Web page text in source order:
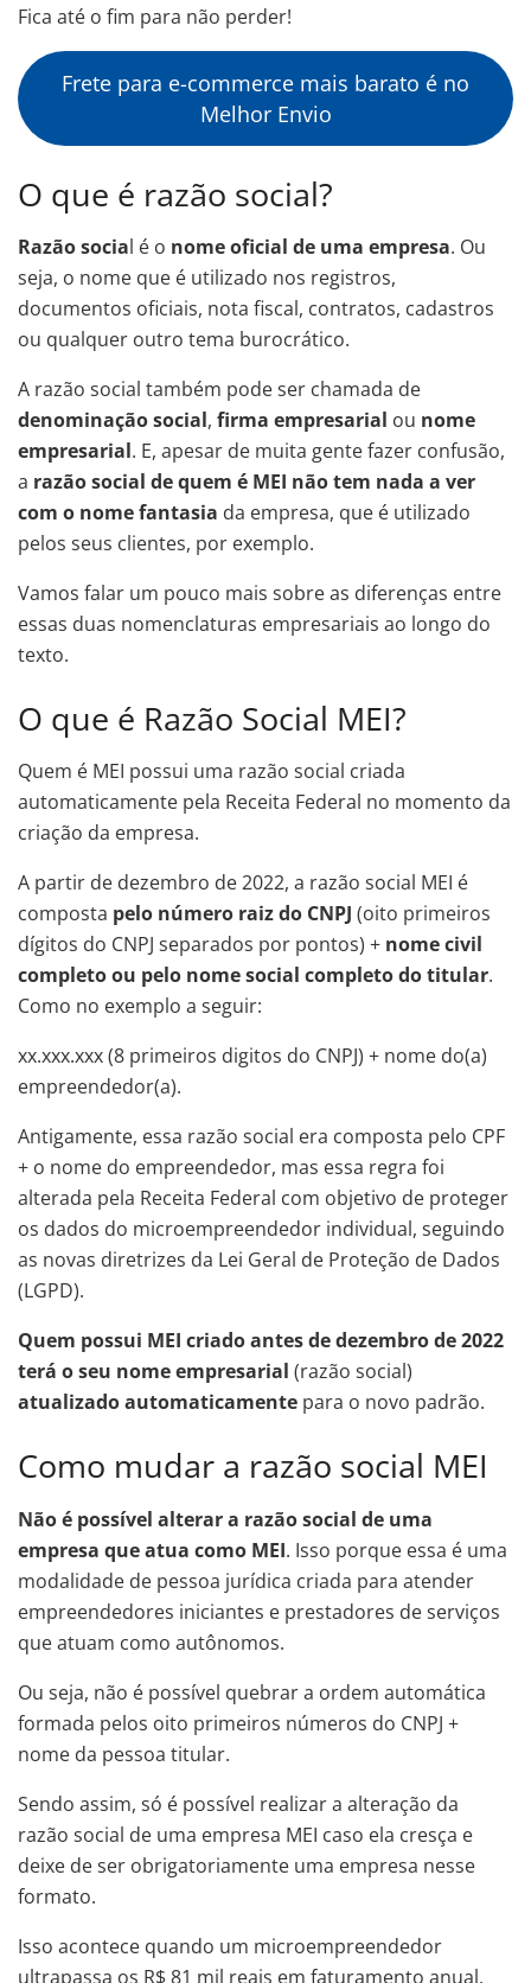
Fica até o fim para não perder!
Frete para e-commerce mais barato é no
Melhor Envio
O que é razão social?
Razão social é o nome oficial de uma empresa. Ou
seja, o nome que é utilizado nos registros,
documentos oficiais, nota fiscal, contratos, cadastros
ou qualquer outro tema burocrático.
A razão social também pode ser chamada de
denominação social, firma empresarial ou nome
empresarial. E, apesar de muita gente fazer confusão,
a razão social de quem é MEI não tem nada a ver
com o nome fantasia da empresa, que é utilizado
pelos seus clientes, por exemplo.
Vamos falar um pouco mais sobre as diferenças entre
essas duas nomenclaturas empresariais ao longo do
texto.
O que é Razão Social MEI?
Quem é MEI possui uma razão social criada
automaticamente pela Receita Federal no momento da
criação da empresa.
A partir de dezembro de 2022, a razão social MEI é
composta pelo número raiz do CNPJ (oito primeiros
dígitos do CNPJ separados por pontos) + nome civil
completo ou pelo nome social completo do titular.
Como no exemplo a seguir:
xx.xxx.xxx (8 primeiros digitos do CNPJ) + nome do(a)
empreendedor(a).
Antigamente, essa razão social era composta pelo CPF
+ o nome do empreendedor, mas essa regra foi
alterada pela Receita Federal com objetivo de proteger
os dados do microempreendedor individual, seguindo
as novas diretrizes da Lei Geral de Proteção de Dados
(LGPD).
Quem possui MEI criado antes de dezembro de 2022
terá o seu nome empresarial (razão social)
atualizado automaticamente para o novo padrão.
Como mudar a razão social MEI
Não é possível alterar a razão social de uma
empresa que atua como MEI. Isso porque essa é uma
modalidade de pessoa jurídica criada para atender
empreendedores iniciantes e prestadores de serviços
que atuam como autônomos.
Ou seja, não é possível quebrar a ordem automática
formada pelos oito primeiros números do CNPJ +
nome da pessoa titular.
Sendo assim, só é possível realizar a alteração da
razão social de uma empresa MEI caso ela cresça e
deixe de ser obrigatoriamente uma empresa nesse
formato.
Isso acontece quando um microempreendedor
ultrapassa os R$ 81 mil reais em faturamento anual,